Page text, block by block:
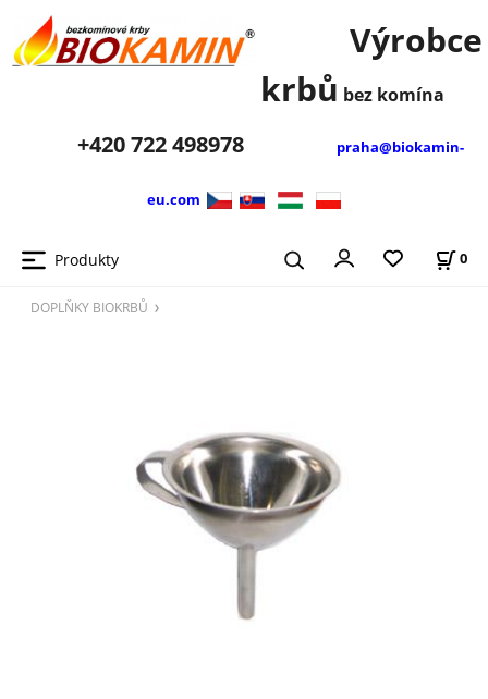
Výrobce
krbů bez komína
+420722 498978 praha@biokamin-
eu.com
Produkty 0
DOPLŇKY BIOKRBŮ